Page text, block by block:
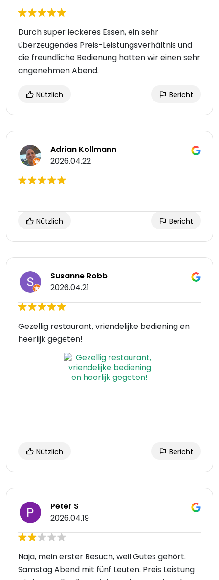
Durch super leckeres Essen, ein sehr
überzeugendes Preis-Leistungsverhältnis und
die freundliche Bedienung hatten wir einen sehr
angenehmen Abend.
Nützlich Bericht
Adrian Kollmann
2026.04.22
Nützlich Bericht
Susanne Robb
2026.04.21
Gezellig restaurant, vriendelijke bediening en
heerlijk gegeten!
Nützlich Bericht
Peter S
2026.04.19
Naja, mein erster Besuch, weil Gutes gehört.
Samstag Abend mit fünf Leuten. Preis Leistung